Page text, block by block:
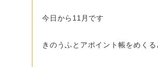
今日から11月です
きのうふとアポイント帳をめく